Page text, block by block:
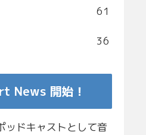
61
36
News 開始！
ドキャストとして音